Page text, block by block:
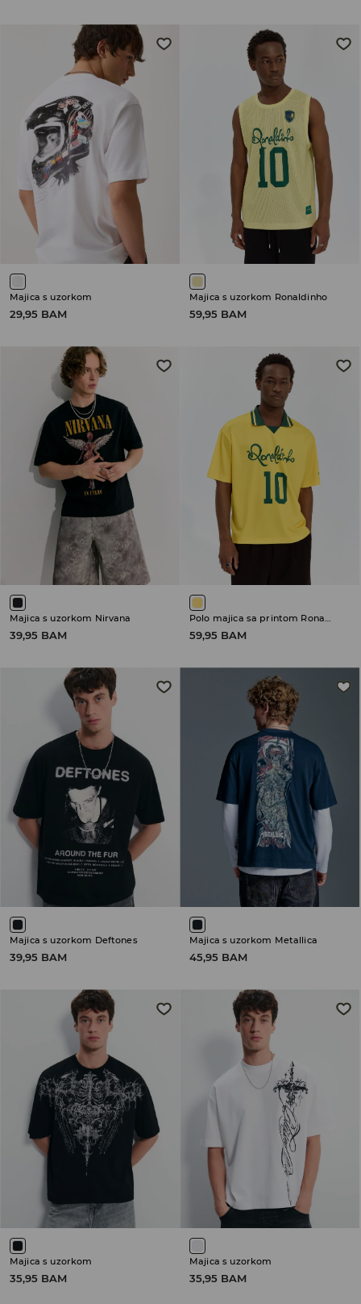
Majica s uzorkom
29,95 BAM
Majica s uzorkom Ronaldinho
59,95 BAM
Majica s uzorkom Nirvana
39,95 BAM
Polo majica sa printom Ronaldinho
59,95 BAM
Majica s uzorkom Deftones
39,95 BAM
Majica s uzorkom Metallica
45,95 BAM
Majica s uzorkom
35,95 BAM
Majica s uzorkom
35,95 BAM